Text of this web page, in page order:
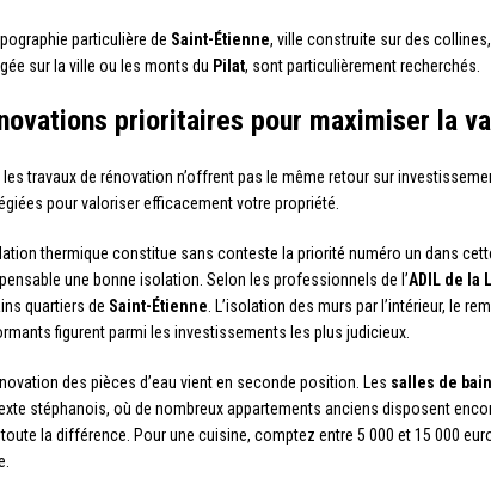
particulière de Saint-Étienne, ville construite sur des
sur la ville ou les monts du Pilat, sont particulièrement recherchés.
prioritaires pour maximiser la
les travaux de rénovation n’offrent pas le même retour sur
pour valoriser efficacement votre propriété.
thermique constitue sans conteste la priorité numéro un dans
une bonne isolation. Selon les professionnels de l’ADIL de la
quartiers de Saint-Étienne . L’isolation des murs par l’intérieur, le
figurent parmi les investissements les plus judicieux.
des pièces d’eau vient en seconde position. Les salles de
stéphanois, où de nombreux appartements anciens disposent
la différence. Pour une cuisine, comptez entre 5 000 et 15 000